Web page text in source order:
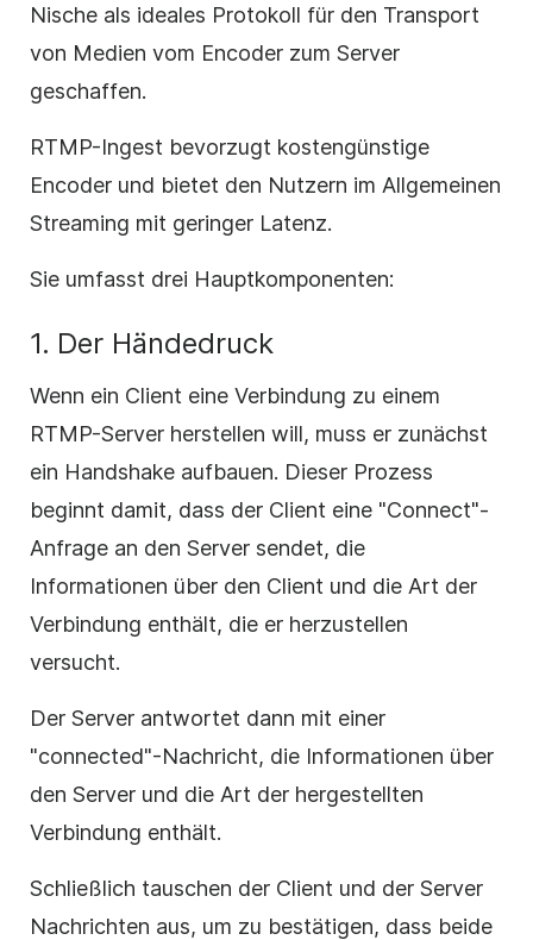
Nische als ideales Protokoll für den Transport
von Medien vom Encoder zum Server
geschaffen.
RTMP-Ingest bevorzugt kostengünstige
Encoder und bietet den Nutzern im Allgemeinen
Streaming mit geringer Latenz.
Sie umfasst drei Hauptkomponenten:
1. Der Händedruck
Wenn ein Client eine Verbindung zu einem
RTMP-Server herstellen will, muss er zunächst
ein Handshake aufbauen. Dieser Prozess
beginnt damit, dass der Client eine "Connect"-
Anfrage an den Server sendet, die
Informationen über den Client und die Art der
Verbindung enthält, die er herzustellen
versucht.
Der Server antwortet dann mit einer
"connected"-Nachricht, die Informationen über
den Server und die Art der hergestellten
Verbindung enthält.
Schließlich tauschen der Client und der Server
Nachrichten aus, um zu bestätigen, dass beide